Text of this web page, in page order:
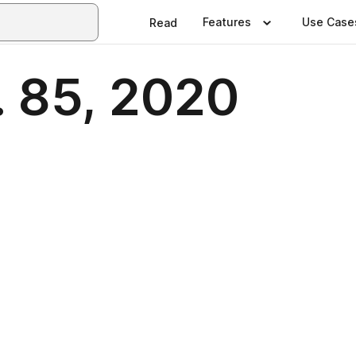
Read Features Use
85, 2020